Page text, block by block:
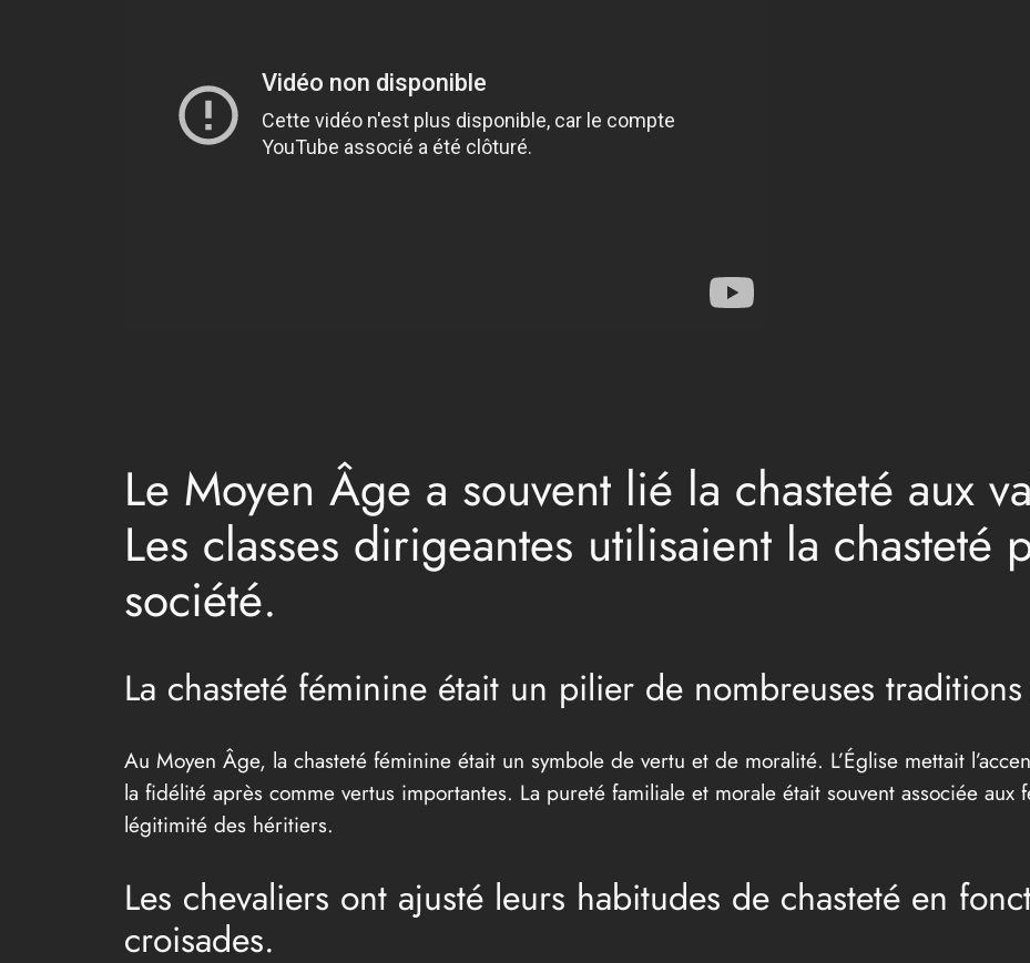
Le Moyen Âge a souvent lié la chasteté aux
Les classes dirigeantes utilisaient la chasteté
société.
La chasteté féminine était un pilier de nombreuses
Au Moyen Âge, la chasteté féminine était un symbole de vertu et de moralité. L’Église mettait
la fidélité après comme vertus importantes. La pureté familiale et morale était souvent associée aux
légitimité des héritiers.
Les chevaliers ont ajusté leurs habitudes de chasteté en
croisades.